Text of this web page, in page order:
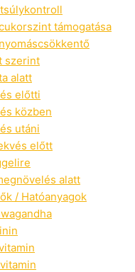
támogatása
szerint
alatt
előtti
közben
utáni
előtt
alatt
/ Hatóanyagok